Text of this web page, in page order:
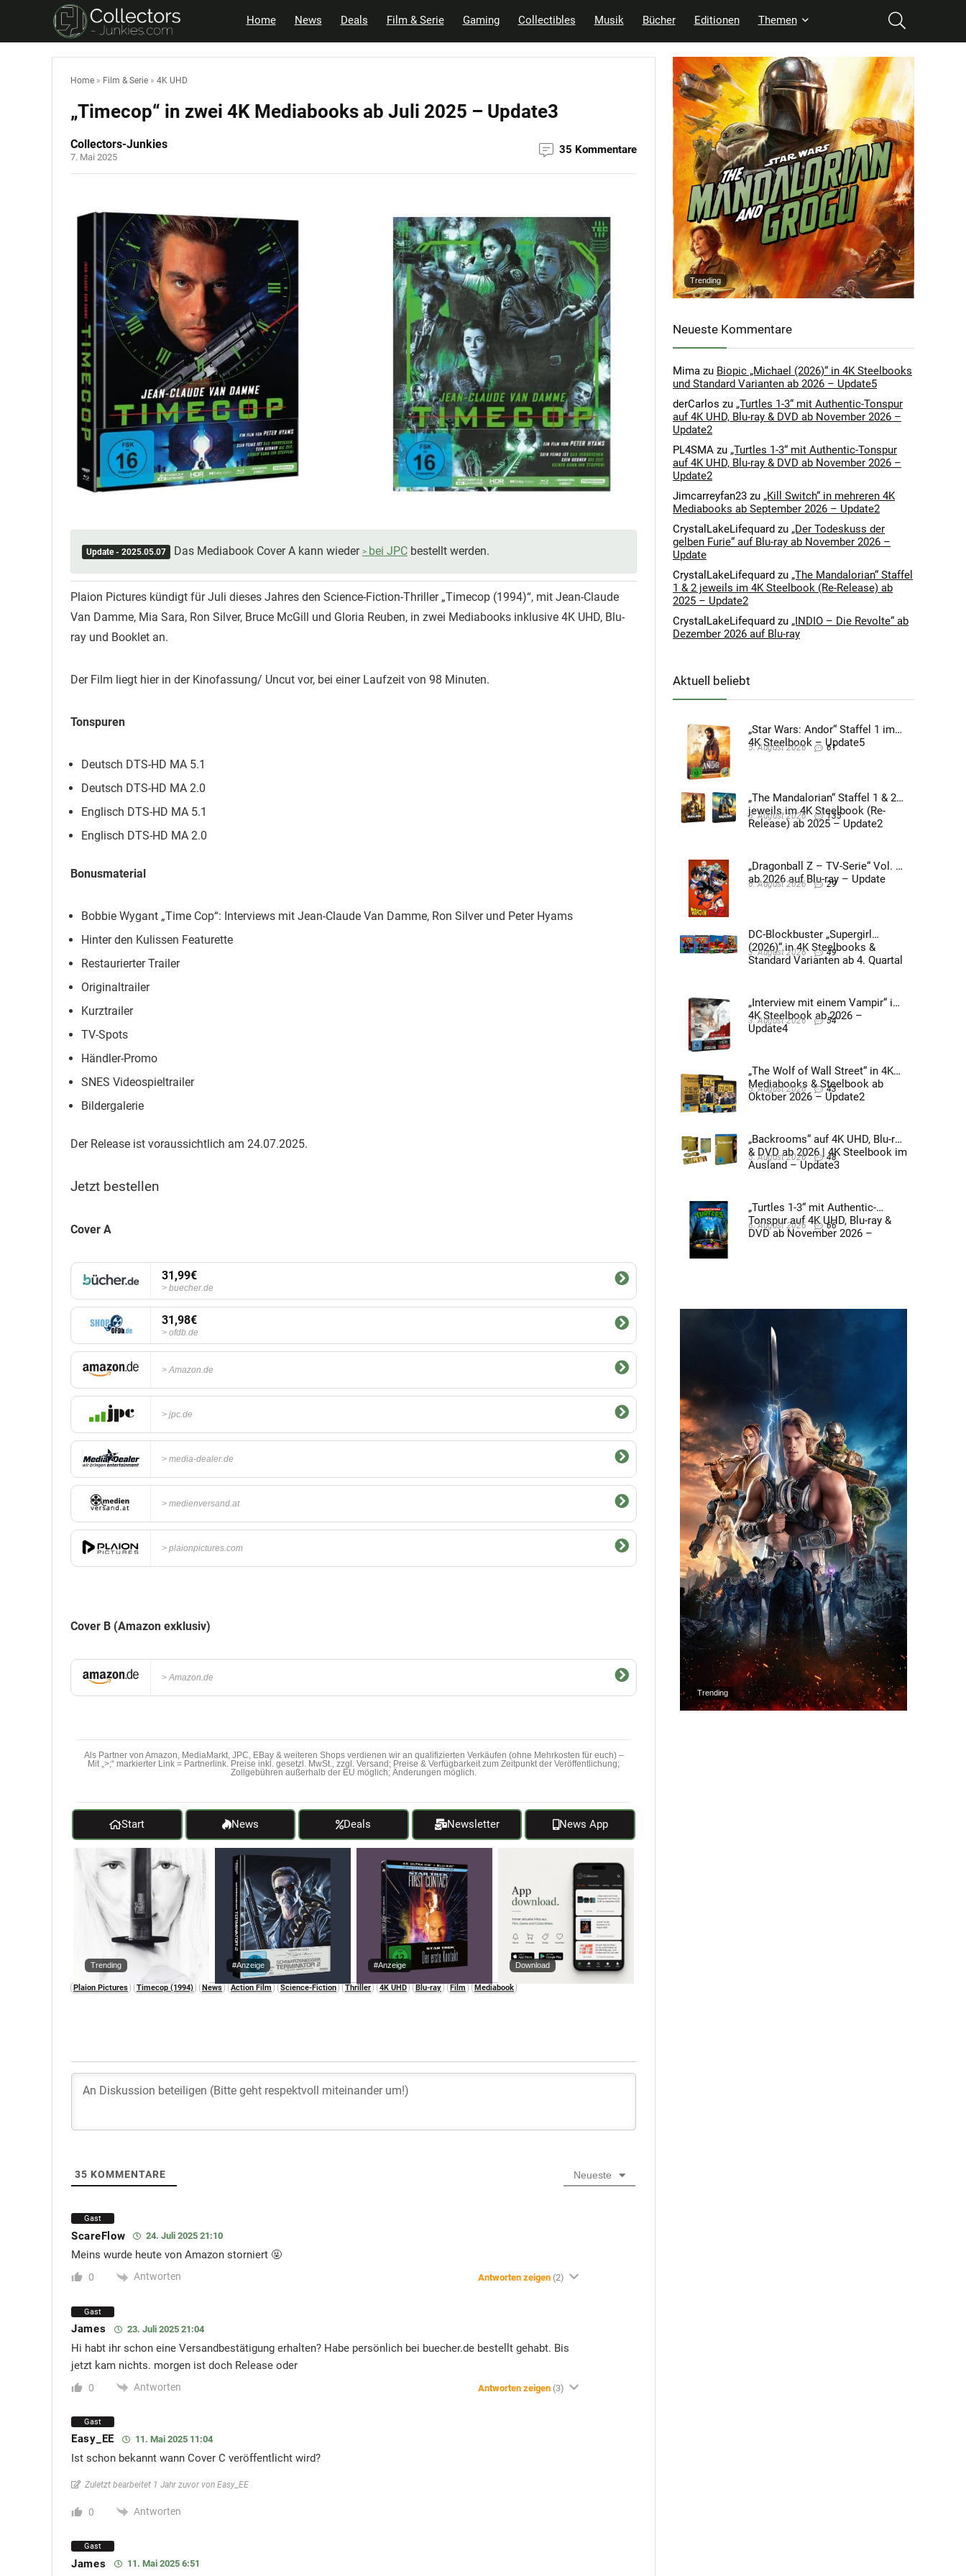
Home News Deals Film & Serie Gaming Collectibles Musik Bücher Editionen Themen
Home » Film & Serie » 4K UHD
„Timecop“ in zwei 4K Mediabooks ab Juli 2025 – Update3
Collectors-Junkies
7. Mai 2025
35 Kommentare
Update - 2025.05.07 Das Mediabook Cover A kann wieder bei JPC bestellt werden.
Plaion Pictures kündigt für Juli dieses Jahres den Science-Fiction-Thriller „Timecop (1994)“, mit Jean-Claude
Van Damme, Mia Sara, Ron Silver, Bruce McGill und Gloria Reuben, in zwei Mediabooks inklusive 4K UHD, Blu-
ray und Booklet an.
Der Film liegt hier in der Kinofassung/ Uncut vor, bei einer Laufzeit von 98 Minuten.
Tonspuren
Deutsch DTS-HD MA 5.1
Deutsch DTS-HD MA 2.0
Englisch DTS-HD MA 5.1
Englisch DTS-HD MA 2.0
Bonusmaterial
Bobbie Wygant „Time Cop“: Interviews mit Jean-Claude Van Damme, Ron Silver und Peter Hyams
Hinter den Kulissen Featurette
Restaurierter Trailer
Originaltrailer
Kurztrailer
TV-Spots
Händler-Promo
SNES Videospieltrailer
Bildergalerie
Der Release ist voraussichtlich am 24.07.2025.
Jetzt bestellen
Cover A
31,99€
buecher.de
31,98€
ofdb.de
Amazon.de
jpc.de
media-dealer.de
medienversand.at
plaionpictures.com
Cover B (Amazon exklusiv)
Amazon.de
Als Partner von Amazon, MediaMarkt, JPC, EBay & weiteren Shops verdienen wir an qualifizierten Verkäufen (ohne Mehrkosten für euch) –
Mit „>;“ markierter Link = Partnerlink. Preise inkl. gesetzl. MwSt., zzgl. Versand; Preise & Verfügbarkeit zum Zeitpunkt der Veröffentlichung;
Zollgebühren außerhalb der EU möglich; Änderungen möglich.
Start News Deals Newsletter News App
Trending #Anzeige #Anzeige Download
Plaion Pictures Timecop (1994) News Action Film Science-Fiction Thriller 4K UHD Blu-ray Film Mediabook
35 KOMMENTARE Neueste
Gast
ScareFlow 24. Juli 2025 21:10
Meins wurde heute von Amazon storniert 🤬
0 Antworten Antworten zeigen (2)
Gast
James 23. Juli 2025 21:04
Hi habt ihr schon eine Versandbestätigung erhalten? Habe persönlich bei buecher.de bestellt gehabt. Bis
jetzt kam nichts. morgen ist doch Release oder
0 Antworten Antworten zeigen (3)
Gast
Easy_EE 11. Mai 2025 11:04
Ist schon bekannt wann Cover C veröffentlicht wird?
Zuletzt bearbeitet 1 Jahr zuvor von Easy_EE
0 Antworten
Gast
James 11. Mai 2025 6:51
Trending
Neueste Kommentare
Mima zu Biopic „Michael (2026)“ in 4K Steelbooks
und Standard Varianten ab 2026 – Update5
derCarlos zu „Turtles 1-3“ mit Authentic-Tonspur
auf 4K UHD, Blu-ray & DVD ab November 2026 –
Update2
PL4SMA zu „Turtles 1-3“ mit Authentic-Tonspur
auf 4K UHD, Blu-ray & DVD ab November 2026 –
Update2
Jimcarreyfan23 zu „Kill Switch“ in mehreren 4K
Mediabooks ab September 2026 – Update2
CrystalLakeLifequard zu „Der Todeskuss der
gelben Furie“ auf Blu-ray ab November 2026 –
Update
CrystalLakeLifequard zu „The Mandalorian“ Staffel
1 & 2 jeweils im 4K Steelbook (Re-Release) ab
2025 – Update2
CrystalLakeLifequard zu „INDIO – Die Revolte“ ab
Dezember 2026 auf Blu-ray
Aktuell beliebt
„Star Wars: Andor“ Staffel 1 im
4K Steelbook – Update5
5. August 2026 61
„The Mandalorian“ Staffel 1 & 2
jeweils im 4K Steelbook (Re-
Release) ab 2025 – Update2
5. August 2026 135
„Dragonball Z – TV-Serie“ Vol. 4
ab 2026 auf Blu-ray – Update
6. August 2026 29
DC-Blockbuster „Supergirl
(2026)“ in 4K Steelbooks &
Standard Varianten ab 4. Quartal
3. August 2026 49
„Interview mit einem Vampir“ im
4K Steelbook ab 2026 –
Update4
3. August 2026 54
„The Wolf of Wall Street“ in 4K
Mediabooks & Steelbook ab
Oktober 2026 – Update2
5. August 2026 43
„Backrooms“ auf 4K UHD, Blu-ray
& DVD ab 2026 | 4K Steelbook im
Ausland – Update3
5. August 2026 48
„Turtles 1-3“ mit Authentic-
Tonspur auf 4K UHD, Blu-ray &
DVD ab November 2026 –
6. August 2026 66
Trending